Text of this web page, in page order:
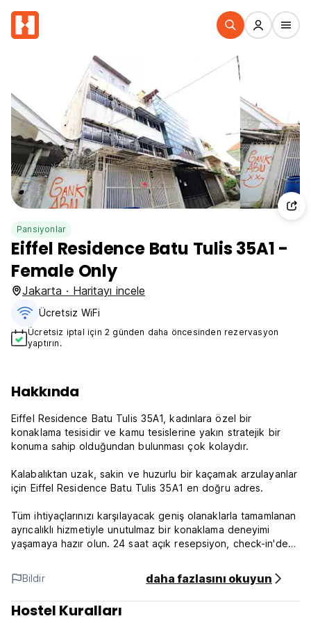
Pansiyonlar
Eiffel Residence Batu Tulis 35A1 -
Female Only
Jakarta · Haritayı incele
Ücretsiz WiFi
Ücretsiz iptal için 2 günden daha öncesinden rezervasyon
yaptırın.
Hakkında
Eiffel Residence Batu Tulis 35A1, kadınlara özel bir
konaklama tesisidir ve kamu tesislerine yakın stratejik bir
konuma sahip olduğundan bulunması çok kolaydır.
Kalabalıktan uzak, sakin ve huzurlu bir kaçamak arzulayanlar
için Eiffel Residence Batu Tulis 35A1 en doğru adres.
Tüm ihtiyaçlarınızı karşılayacak geniş olanaklarla tamamlanan
ayrıcalıklı hizmetiyle unutulmaz bir konaklama deneyimi
yaşamaya hazır olun. 24 saat açık resepsiyon, check-in'den
her türlü yardıma hazırdır. Daha fazlasını arzu ederseniz,
resepsiyona danışmaktan çekinmeyin, sizi her zaman
ağırlamaya hazırız.
Bildir daha fazlasını okuyun
Hostel Kuralları